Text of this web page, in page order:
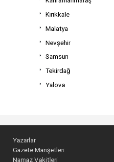
Kırıkkale
Malatya
Nevşehir
Samsun
Tekirdağ
Yalova
Yazarlar
Gazete Manşetleri
Namaz Vakitleri